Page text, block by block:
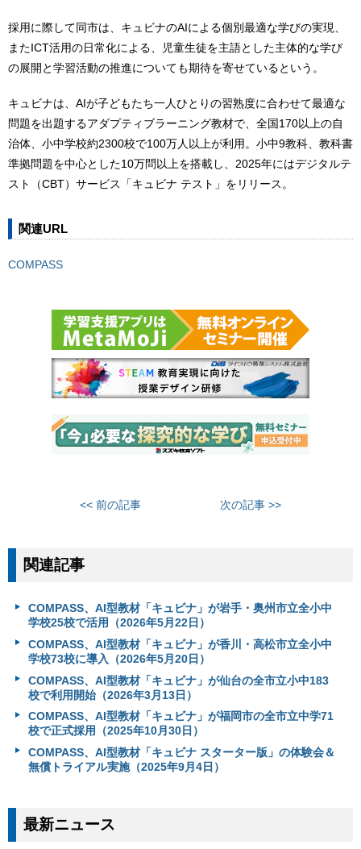
採用に際して同市は、キュビナのAIによる個別最適な学びの実現、
またICT活用の日常化による、児童生徒を主語とした主体的な学び
の展開と学習活動の推進についても期待を寄せているという。
キュビナは、AIが子どもたち一人ひとりの習熟度に合わせて最適な
問題を出題するアダプティブラーニング教材で、全国170以上の自
治体、小中学校約2300校で100万人以上が利用。小中9教科、教科書
準拠問題を中心とした10万問以上を搭載し、2025年にはデジタルテ
スト（CBT）サービス「キュビナ テスト」をリリース。
関連URL
COMPASS
<< 前の記事 次の記事 >>
関連記事
COMPASS、AI型教材「キュビナ」が岩手・奥州市立全小中
学校25校で活用（2026年5月22日）
COMPASS、AI型教材「キュビナ」が香川・高松市立全小中
学校73校に導入（2026年5月20日）
COMPASS、AI型教材「キュビナ」が仙台の全市立小中183
校で利用開始（2026年3月13日）
COMPASS、AI型教材「キュビナ」が福岡市の全市立中学71
校で正式採用（2025年10月30日）
COMPASS、AI型教材「キュビナ スターター版」の体験会＆
無償トライアル実施（2025年9月4日）
最新ニュース